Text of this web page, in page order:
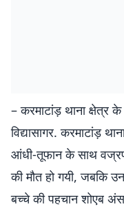
– करमाटांड़ थाना क्षेत्र के
विद्यासागर. करमाटांड़
आंधी-तूफान के साथ
की मौत हो गयी, जबकि
बच्चे की पहचान शोएब